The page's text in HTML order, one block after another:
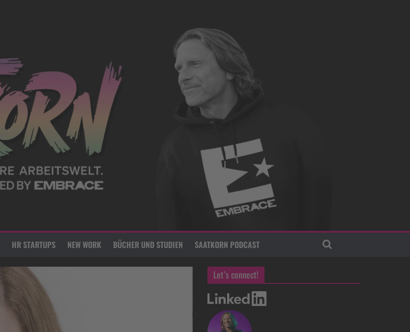
HR STARTUPS NEW WORK BÜCHER UND STUDIEN SAATKORN PODCAST
Let’s connect!